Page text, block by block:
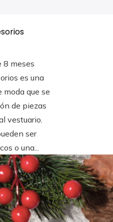
8 meses
es una
moda que se
de piezas
vestuario.
ser
o una...